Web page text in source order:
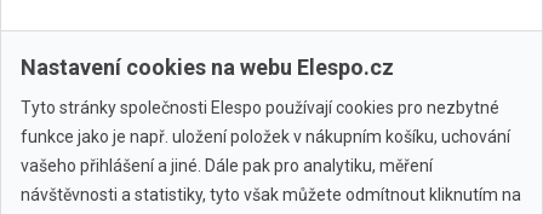
Zobrazit další
Nastavení cookies na webu Elespo.cz
Tyto stránky společnosti Elespo používají cookies pro nezbytné
funkce jako je např. uložení položek v nákupním košíku, uchování
vašeho přihlášení a jiné. Dále pak pro analytiku, měření
návštěvnosti a statistiky, tyto však můžete odmítnout kliknutím na